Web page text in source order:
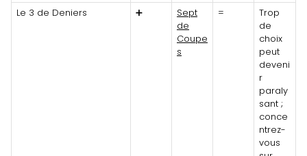
Le 3 de Deniers
➕
Sept
de
Coupe
s
=
Trop
de
choix
peut
deveni
r
paraly
sant ;
conce
ntrez-
vous